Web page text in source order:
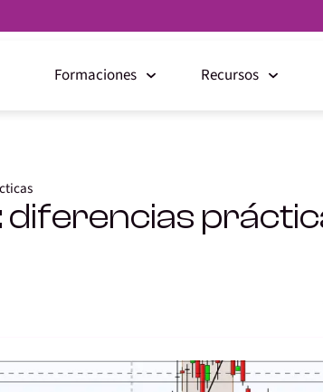
Formaciones Recursos
diferencias